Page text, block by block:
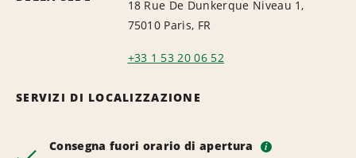
18 Rue De Dunkerque Niveau 1,
75010 Paris, FR
+33 1 53 20 06 52
SERVIZI DI LOCALIZZAZIONE
Consegna fuori orario di apertura i